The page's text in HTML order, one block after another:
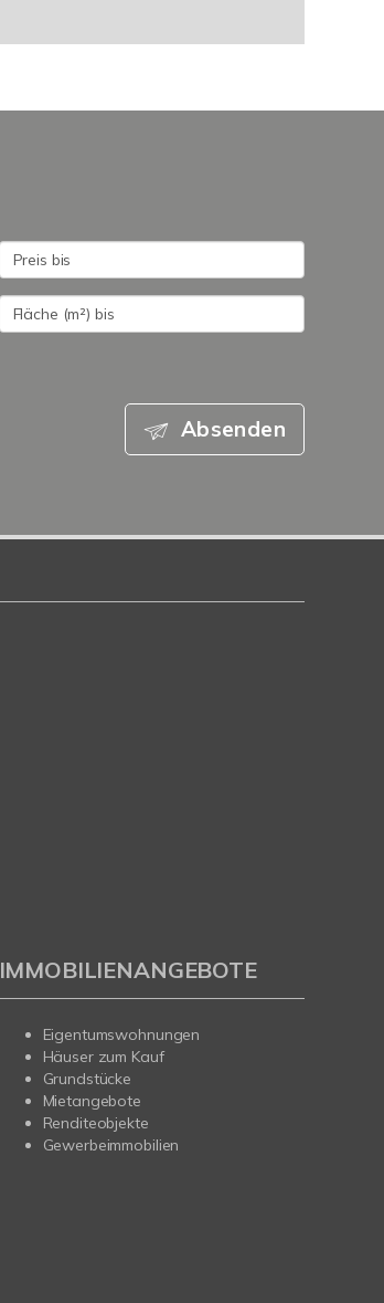
Absenden
IMMOBILIENANGEBOTE
Eigentumswohnungen
Häuser zum Kauf
Grundstücke
Mietangebote
Renditeobjekte
Gewerbeimmobilien